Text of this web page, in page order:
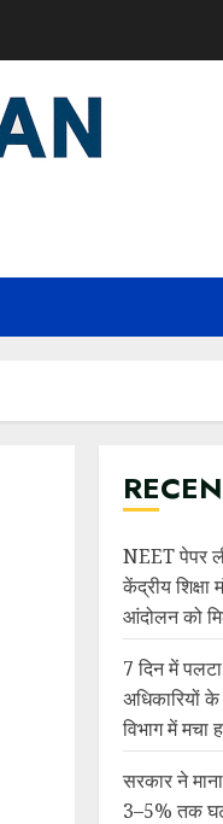
NEET पेपर
केंद्रीय शिक्षा
आंदोलन को
7 दिन में
अधिकारियों
विभाग में मचा
सरकार ने
3–5% तक